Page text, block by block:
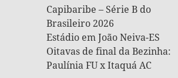
Capibaribe – Série B do
Brasileiro 2026
Estádio em João Neiva-ES
Oitavas de final da Bezinha:
Paulínia FU x Itaquá AC